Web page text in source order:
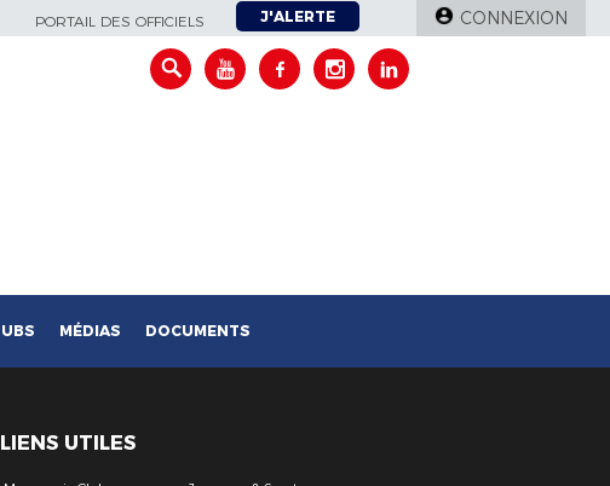
PORTAIL DES OFFICIELS J'ALERTE CONNEXION
MÉDIAS DOCUMENTS
LIENS UTILES